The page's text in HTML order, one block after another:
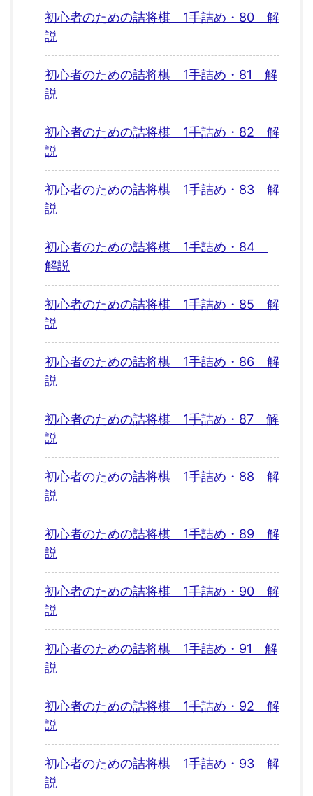
初心者のための詰将棋 1手詰め・80 解
説
初心者のための詰将棋 1手詰め・81 解
説
初心者のための詰将棋 1手詰め・82 解
説
初心者のための詰将棋 1手詰め・83 解
説
初心者のための詰将棋 1手詰め・84
解説
初心者のための詰将棋 1手詰め・85 解
説
初心者のための詰将棋 1手詰め・86 解
説
初心者のための詰将棋 1手詰め・87 解
説
初心者のための詰将棋 1手詰め・88 解
説
初心者のための詰将棋 1手詰め・89 解
説
初心者のための詰将棋 1手詰め・90 解
説
初心者のための詰将棋 1手詰め・91 解
説
初心者のための詰将棋 1手詰め・92 解
説
初心者のための詰将棋 1手詰め・93 解
説